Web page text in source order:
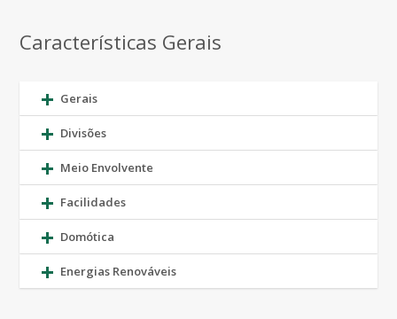
Características Gerais
Gerais
Divisões
Meio Envolvente
Facilidades
Domótica
Energias Renováveis